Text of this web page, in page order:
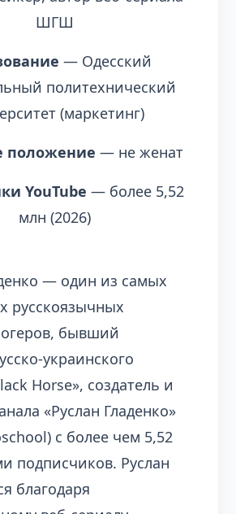
ШГШ
— Одесский
политехнический
(маркетинг)
положение — не женат
YouTube — более 5,52
млн (2026)
— один из самых
русскоязычных
бывший
украинского
Horse», создатель и
«Руслан Гладенко»
с более чем 5,52
подписчиков. Руслан
благодаря